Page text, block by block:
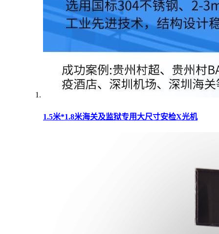
1.5米*1.8米海关及监狱专用大尺寸安检X光机